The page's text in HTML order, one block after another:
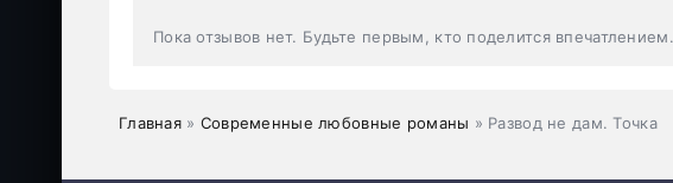
Пока отзывов нет. Будьте первым, кто поделится впечатлением.
Главная» Современные любовные романы » Развод не дам. Точка